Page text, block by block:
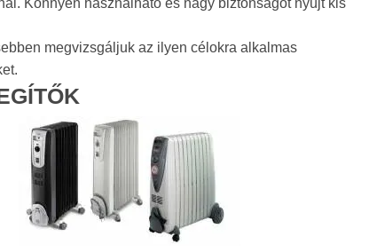
Könnyen használható és nagy biztonságot nyújt kis
megvizsgáljuk az ilyen célokra alkalmas